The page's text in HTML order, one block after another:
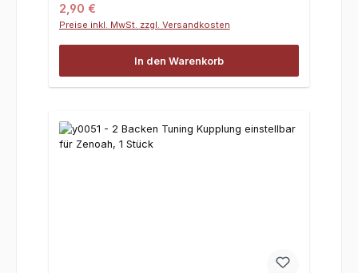
Regulärer Preis:
2,90 €
Preise inkl. MwSt. zzgl. Versandkosten
In den Warenkorb